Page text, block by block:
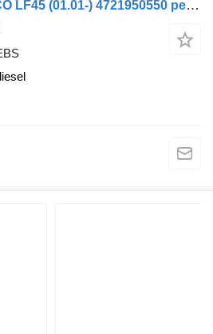
Modulator EBS WABCO LF45 (01.01-) 4721950550 pentru cap tractor DAF LF45, LF55, LF180, CF65, CF75, CF85 (2001-)